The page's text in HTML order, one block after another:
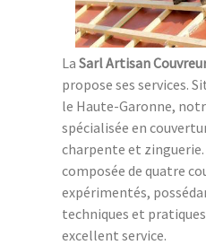
La Sarl Artisan
propose ses services.
le Haute-Garonne,
spécialisée en
charpente et
composée de quatre
expérimentés,
techniques et
excellent service.